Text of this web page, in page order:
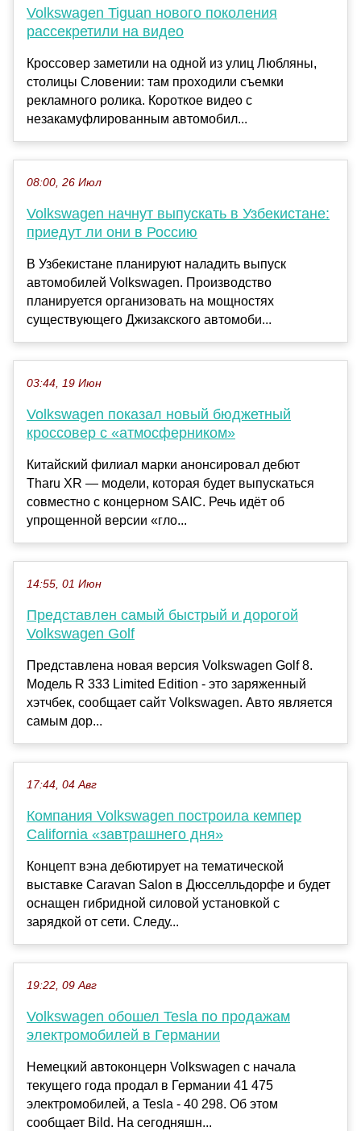
Volkswagen Tiguan нового поколения
рассекретили на видео
Кроссовер заметили на одной из улиц Любляны,
столицы Словении: там проходили съемки
рекламного ролика. Короткое видео с
незакамуфлированным автомобил...
08:00, 26 Июл
Volkswagen начнут выпускать в Узбекистане:
приедут ли они в Россию
В Узбекистане планируют наладить выпуск
автомобилей Volkswagen. Производство
планируется организовать на мощностях
существующего Джизакского автомоби...
03:44, 19 Июн
Volkswagen показал новый бюджетный
кроссовер с «атмосферником»
Китайский филиал марки анонсировал дебют
Tharu XR — модели, которая будет выпускаться
совместно с концерном SAIC. Речь идёт об
упрощенной версии «гло...
14:55, 01 Июн
Представлен самый быстрый и дорогой
Volkswagen Golf
Представлена новая версия Volkswagen Golf 8.
Модель R 333 Limited Edition - это заряженный
хэтчбек, сообщает сайт Volkswagen. Авто является
самым дор...
17:44, 04 Авг
Компания Volkswagen построила кемпер
California «завтрашнего дня»
Концепт вэна дебютирует на тематической
выставке Caravan Salon в Дюсселльдорфе и будет
оснащен гибридной силовой установкой с
зарядкой от сети. Следу...
19:22, 09 Авг
Volkswagen обошел Tesla по продажам
электромобилей в Германии
Немецкий автоконцерн Volkswagen с начала
текущего года продал в Германии 41 475
электромобилей, а Tesla - 40 298. Об этом
сообщает Bild. На сегодняшн...